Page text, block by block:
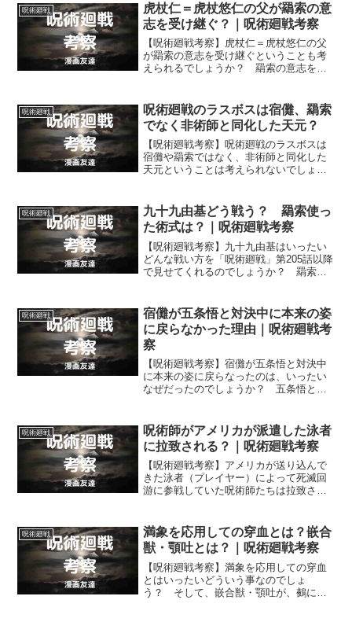
呪術廻戦
虎杖仁＝虎杖悠仁の父が羂索の意
志を受け継ぐ？｜呪術廻戦考察
【呪術廻戦考察】虎杖仁＝虎杖悠仁の父
が羂索の意志を受け継ぐということも考
えられるでしょうか？ 羂索の意志を受
呪術廻戦
呪術廻戦のラスボスは宿儺、羂索
でなく非術師と同化した天元？
【呪術廻戦考察】呪術廻戦のラスボスは
宿儺や羂索ではなく、非術師と同化した
天元ということは考えられないでしょう
可能性について考えます。
呪術廻戦
九十九由基どう戦う？ 羂索使っ
た術式は？｜呪術廻戦考察
【呪術廻戦考察】九十九由基はいったい
どんな戦い方を「呪術廻戦」第205話以降
で見せてくれるのでしょうか？ 羂索が
のだったのでしょうか？
呪術廻戦
宿儺が五条悟と対決中に本来の姿
に戻らなかった理由｜呪術廻戦考
察
【呪術廻戦考察】宿儺が五条悟と対決中
に本来の姿に戻らなったのは、いったい
なぜだったのでしょうか？ 五条悟と対
えます。
呪術廻戦
呪術師がアメリカが派遣した泳者
に拉致される？｜呪術廻戦考察
【呪術廻戦考察】アメリカが送り込んで
きた泳者（プレイヤー）によって死滅回
游に参戦していた呪術師たちは拉致され
拉致はされないのでしょうか？
呪術廻戦
満象を応用しての穿血とは？嵌合
獣・顎吐とは？｜呪術廻戦考察
【呪術廻戦考察】満象を応用しての穿血
とはいったいどういう事なのでしょ
う？ そして、嵌合獣・顎吐が、鵺にも